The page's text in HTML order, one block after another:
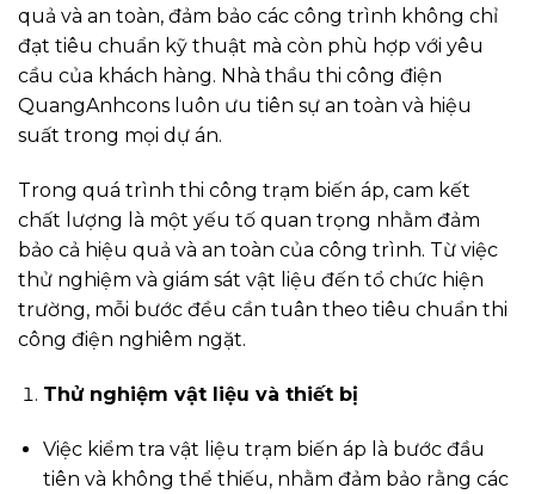
quả và an toàn, đảm bảo các công trình không chỉ
đạt tiêu chuẩn kỹ thuật mà còn phù hợp với yêu
cầu của khách hàng. Nhà thầu thi công điện
QuangAnhcons luôn ưu tiên sự an toàn và hiệu
suất trong mọi dự án.
Trong quá trình thi công trạm biến áp, cam kết
chất lượng là một yếu tố quan trọng nhằm đảm
bảo cả hiệu quả và an toàn của công trình. Từ việc
thử nghiệm và giám sát vật liệu đến tổ chức hiện
trường, mỗi bước đều cần tuân theo tiêu chuẩn thi
công điện nghiêm ngặt.
Thử nghiệm vật liệu và thiết bị
Việc kiểm tra vật liệu trạm biến áp là bước đầu
tiên và không thể thiếu, nhằm đảm bảo rằng các